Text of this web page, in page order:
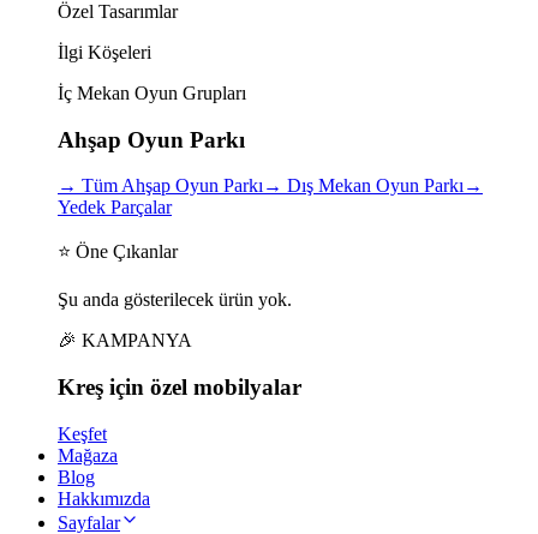
Özel Tasarımlar
İlgi Köşeleri
İç Mekan Oyun Grupları
Ahşap Oyun Parkı
→ Tüm Ahşap Oyun Parkı→ Dış Mekan Oyun Parkı→
Yedek Parçalar
⭐ Öne Çıkanlar
Şu anda gösterilecek ürün yok.
🎉 KAMPANYA
Kreş için özel mobilyalar
Keşfet
Mağaza
Blog
Hakkımızda
Sayfalar